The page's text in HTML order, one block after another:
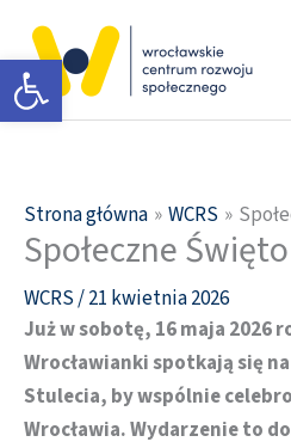
Otwórz pasek narzędzi
treści
Strona główna WCRS
Społeczne
WCRS/21 kwietnia 2026
Już w sobotę, 16 maja 2026
Wrocławianki spotkają się
Stulecia, by wspólnie
Wrocławia. Wydarzenie to